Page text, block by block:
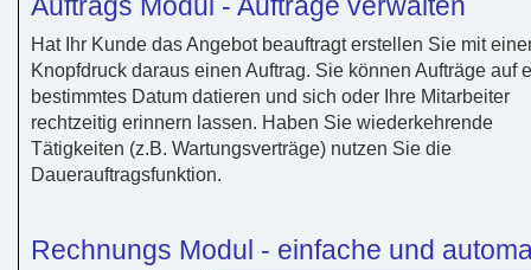
Hat Ihr Kunde das Angebot beauftragt erstellen Sie mit
Knopfdruck daraus einen Auftrag. Sie können Aufträge auf
bestimmtes Datum datieren und sich oder Ihre Mitarbeiter
rechtzeitig erinnern lassen. Haben Sie wiederkehrende
Tätigkeiten (z.B. Wartungsverträge) nutzen Sie die
Dauerauftragsfunktion.
Rechnungs Modul - einfache und